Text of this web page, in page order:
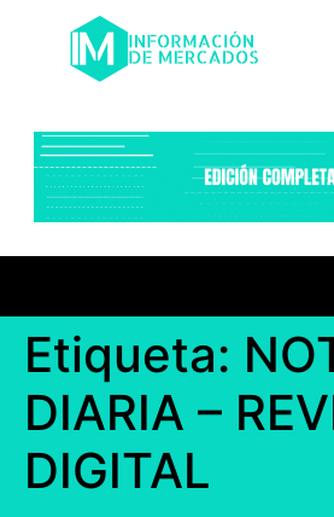
Etiqueta:
DIARIA –
DIGITAL